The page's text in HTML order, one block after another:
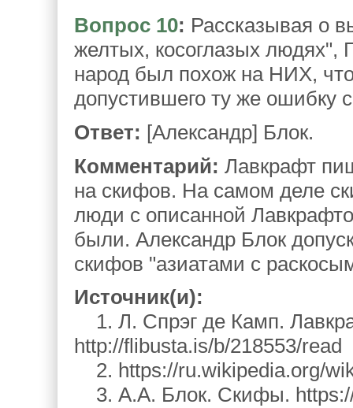
Вопрос 10: Рассказывая о
желтых, косоглазых людях",
народ был похож на НИХ,
допустившего ту же ошибку
Ответ: [Александр] Блок.
Комментарий: Лавкрафт
на скифов. На самом деле
люди с описанной
были. Александр Блок
скифов "азиатами с
Источник(и):
1. Л. Спрэг де Камп.
http://flibusta.is/b/218553/read
2. https://ru.wikipedia.org/
3. А.А. Блок. Скифы. https://